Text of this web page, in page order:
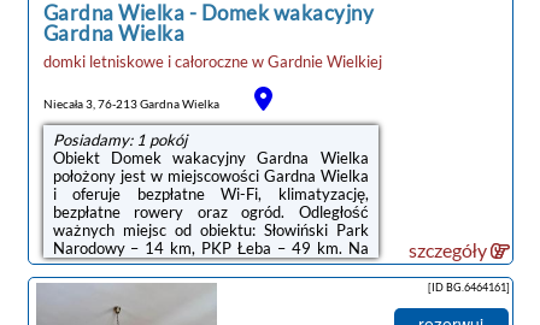
Gardna Wielka- Domek wakacyjny
Gardna Wielka
domki letniskowe i całorocznewGardnie Wielkiej
Niecała 3, 76-213 Gardna Wielka
Posiadamy: 1 pokój
Obiekt Domek wakacyjny Gardna Wielka
położony jest w miejscowości Gardna Wielka
i oferuje bezpłatne Wi-Fi, klimatyzację,
bezpłatne rowery oraz ogród. Odległość
ważnych miejsc od obiektu: Słowiński Park
Narodowy – 14 km, PKP Łeba – 49 km. Na
terenie obiektu dostępny jest prywatny
parking.W domu wakacyjnym zapewniono
taras, kilka sypialni (2), salon z telewizorem z
płaskim ekranem, aneks kuchenny ze
szczegóły
[ID BG.6464161]